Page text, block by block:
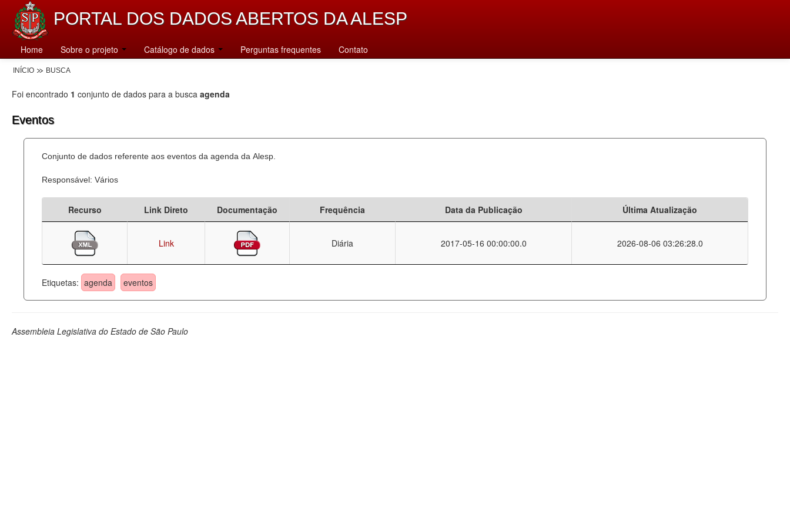
PORTAL DOS DADOS ABERTOS DA ALESP
Home Sobre o projeto Catálogo de dados Perguntas frequentes Contato
INÍCIO BUSCA
Foi encontrado 1 conjunto de dados para a busca agenda
Eventos
Conjunto de dados referente aos eventos da agenda da Alesp.
Responsável: Vários
Recurso Link Direto Documentação Frequência Data da Publicação Última Atualização
Link Diária 2017-05-16 00:00:00.0 2026-08-06 03:26:28.0
Etiquetas: agenda eventos
Assembleia Legislativa do Estado de São Paulo